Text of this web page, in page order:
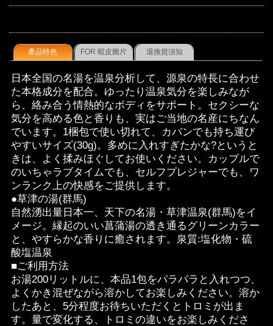
產品特色 FOR 蝦皮圖片 退換貨須知
日本全国の名湯を温泉分析して、源泉の特長に合わせ
た本格成分を配合。ゆったり温泉気分を楽しみなが
ら、絡み合う情熱的なボディをサポート。セクシーな
気分を高める色と香りも、実はご当地の名産にちなん
でいます。1梱包で使い切れて、カバンでも持ち運び
やすいサイズ(30g)。多めに入れすぎたかな?というと
きは、よく揉みほぐしてお使いください。カップルで
のいちゃラブタイムでも、セルフプレジャーでも、ワ
ンランク上の快感をご提供します。
●草津の湯(群馬)
自然湧出量日本一、天下の名湯・草津温泉(群馬)をイ
メージ。縁起のいい菖蒲湯の透き通るグリーンカラー
と、やすらかな香りに癒されます。泉質:塩化物・硫
酸塩温泉
■ご利用方法
お湯200リットルに、本品1包をパラパラと入れつつ、
よくかき混ぜながら溶かしてお楽しみください。溶か
したあと、5分程度お待ちいただくとトロミが出ま
す。量で変化する、トロミの違いをお楽しみくださ